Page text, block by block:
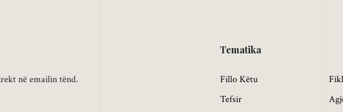
në emailin tënd.
Tematika
Fillo Këtu
Tefsir